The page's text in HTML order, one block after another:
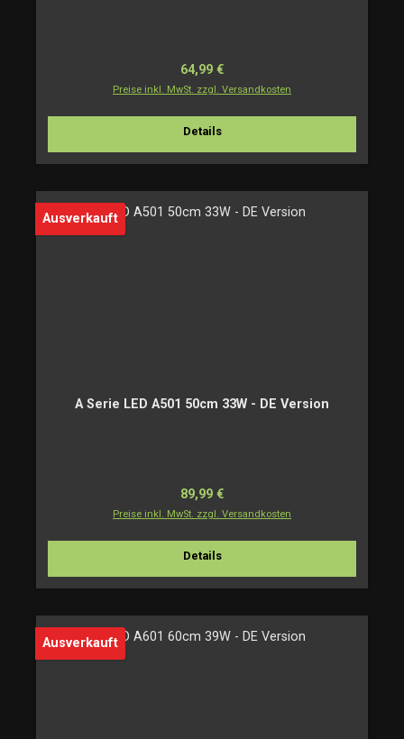
Regulärer Preis:
64,99 €
Preise inkl. MwSt. zzgl. Versandkosten
Details
Ausverkauft
A Serie LED A501 50cm 33W - DE Version
Regulärer Preis:
89,99 €
Preise inkl. MwSt. zzgl. Versandkosten
Details
Ausverkauft